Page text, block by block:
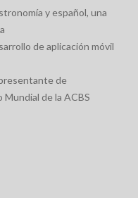
y español, una
de aplicación móvil
de
de la ACBS